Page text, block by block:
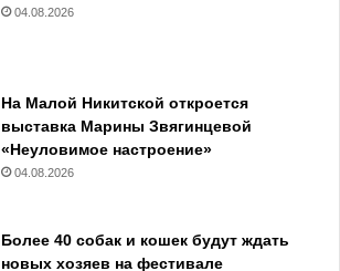
04.08.2026
На Малой Никитской откроется
выставка Марины Звягинцевой
«Неуловимое настроение»
04.08.2026
Более 40 собак и кошек будут ждать
новых хозяев на фестивале